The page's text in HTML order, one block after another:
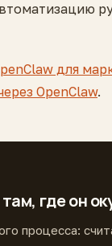
для
OpenClaw.
где он
процесса: